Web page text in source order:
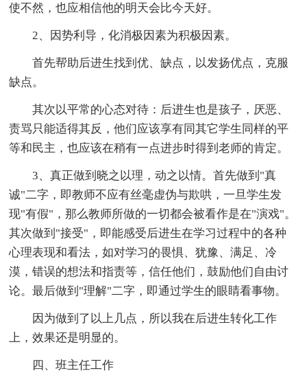
使不然，也应相信他的明天会比今天好。
2、因势利导，化消极因素为积极因素。
首先帮助后进生找到优、缺点，以发扬优点，克服
缺点。
其次以平常的心态对待：后进生也是孩子，厌恶、
责骂只能适得其反，他们应该享有同其它学生同样的平
等和民主，也应该在稍有一点进步时得到老师的肯定。
3、真正做到晓之以理，动之以情。首先做到"真
诚"二字，即教师不应有丝毫虚伪与欺哄，一旦学生发
现"有假"，那么教师所做的一切都会被看作是在"演戏"。
其次做到"接受"，即能感受后进生在学习过程中的各种
心理表现和看法，如对学习的畏惧、犹豫、满足、冷
漠，错误的想法和指责等，信任他们，鼓励他们自由讨
论。最后做到"理解"二字，即通过学生的眼睛看事物。
因为做到了以上几点，所以我在后进生转化工作
上，效果还是明显的。
四、班主任工作